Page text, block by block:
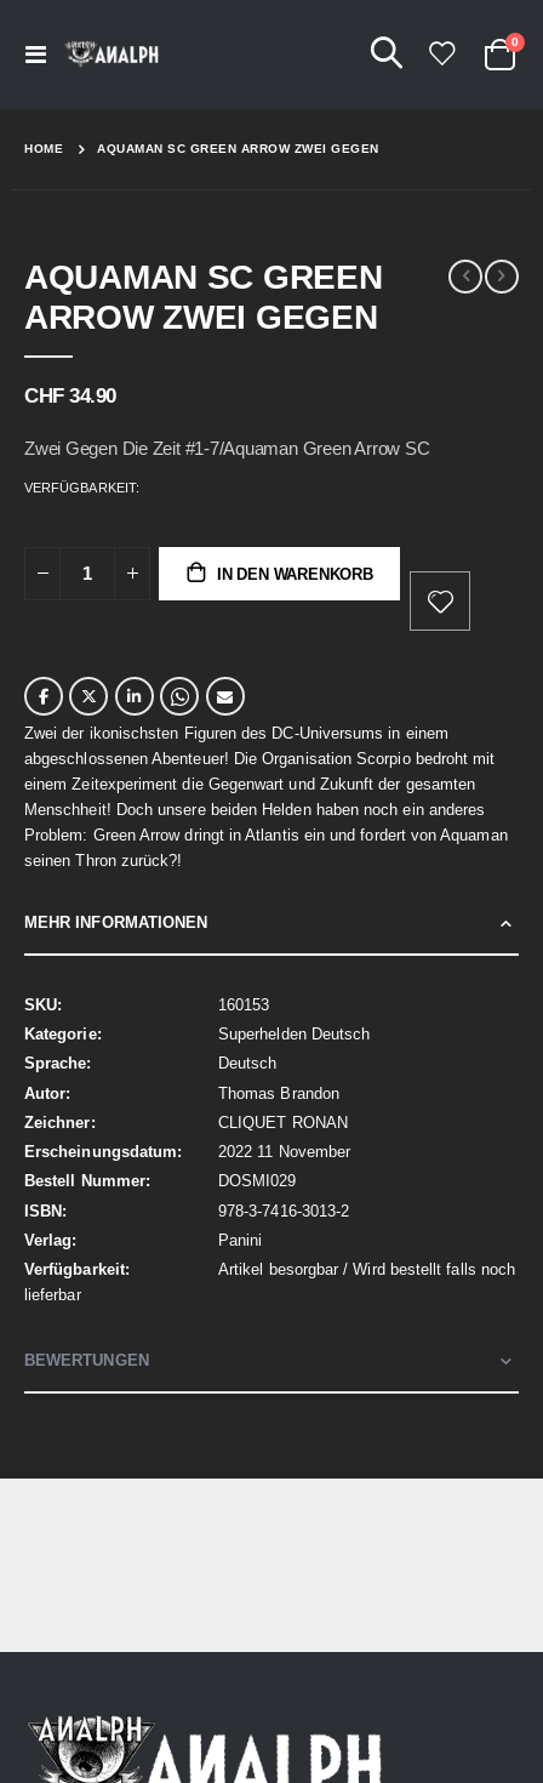
Navigation
Cart
0
HOME AQUAMAN SC GREEN ARROW ZWEI GEGEN
AQUAMAN SC GREEN
ARROW ZWEI GEGEN
CHF 34.90
Zwei Gegen Die Zeit #1-7/Aquaman Green Arrow SC
VERFÜGBARKEIT:
IN DEN WARENKORB
Zwei der ikonischsten Figuren des DC-Universums in einem
abgeschlossenen Abenteuer! Die Organisation Scorpio bedroht mit
einem Zeitexperiment die Gegenwart und Zukunft der gesamten
Menschheit! Doch unsere beiden Helden haben noch ein anderes
Problem: Green Arrow dringt in Atlantis ein und fordert von Aquaman
seinen Thron zurück?!
MEHR INFORMATIONEN
Mehr
Informationen
160153
Superhelden Deutsch
Deutsch
Thomas Brandon
CLIQUET RONAN
2022 11 November
DOSMI029
978-3-7416-3013-2
Panini
Artikel besorgbar / Wird bestellt falls noch
lieferbar
BEWERTUNGEN
to
the
end
images
to
the
beginning
images